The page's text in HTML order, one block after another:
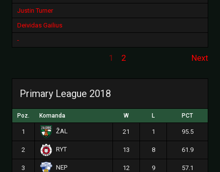
Justin Turner
Deividas Gailius
-
1 2 Next
Primary League 2018
Poz. Komanda W L PCT
1 ŽAL 21 1 95.5
2 RYT 13 8 61.9
3 NEP 12 9 57.1